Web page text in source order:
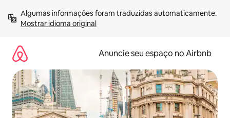
para
Mostrar idioma original
Anuncie seu espaço no Airbnb